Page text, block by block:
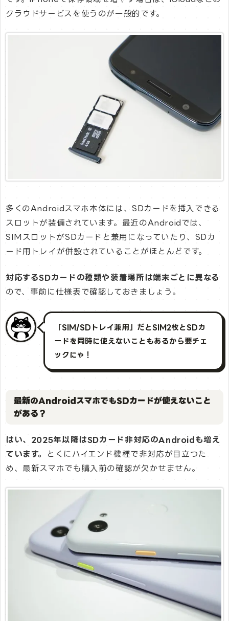
クラウドサービスを使うのが一般的です。
多くのAndroidスマホ本体には、SDカードを挿入できる
スロットが装備されています。最近のAndroidでは、
SIMスロットがSDカードと兼用になっていたり、SDカ
ード用トレイが併設されていることがほとんどです。
対応するSDカードの種類や装着場所は端末ごとに異なる
ので、事前に仕様表で確認しておきましょう。
「SIM/SDトレイ兼用」だとSIM2枚とSDカ
ードを同時に使えないこともあるから要チェ
ックにゃ！
最新のAndroidスマホでもSDカードが使えないこと
がある？
はい、2025年以降はSDカード非対応のAndroidも増え
ています。
とくにハイエンド機種で非対応が目立つた
め、最新スマホでも購入前の確認が欠かせません。